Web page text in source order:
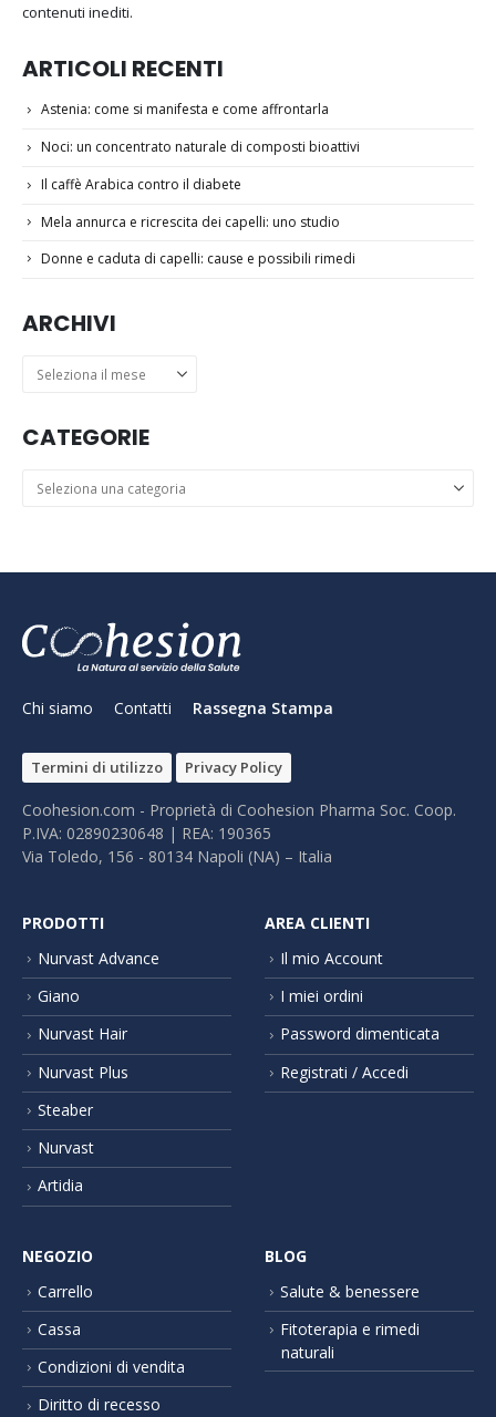
contenuti inediti.
ARTICOLI RECENTI
Astenia: come si manifesta e come affrontarla
Noci: un concentrato naturale di composti bioattivi
Il caffè Arabica contro il diabete
Mela annurca e ricrescita dei capelli: uno studio
Donne e caduta di capelli: cause e possibili rimedi
ARCHIVI
Archivi
CATEGORIE
Categorie
Chi siamo Contatti Rassegna Stampa
Termini di utilizzo Privacy Policy
Coohesion.com - Proprietà di Coohesion Pharma Soc. Coop.
P.IVA: 02890230648 | REA: 190365
Via Toledo, 156 - 80134 Napoli (NA) – It​alia
PRODOTTI
Nurvast Advance
Giano
Nurvast Hair
Nurvast Plus
Steaber
Nurvast
Artidia
AREA CLIENTI
Il mio Account
I miei ordini
Password dimenticata
Registrati / Accedi
NEGOZIO
Carrello
Cassa
Condizioni di vendita
Diritto di recesso
BLOG
Salute & benessere
Fitoterapia e rimedi
naturali